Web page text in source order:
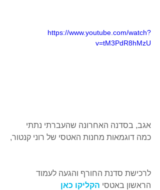
https://www.youtube.com/watch?
v=tM3PdR8hMzU
אגב, בסדנה האחרונה שהעברתי נתתי
כמה דוגמאות מחנות האטסי של רוני קנטור,
לרכישת סדנת החורף והגעה לעמוד
הראשון באטסי הקליקו כאן